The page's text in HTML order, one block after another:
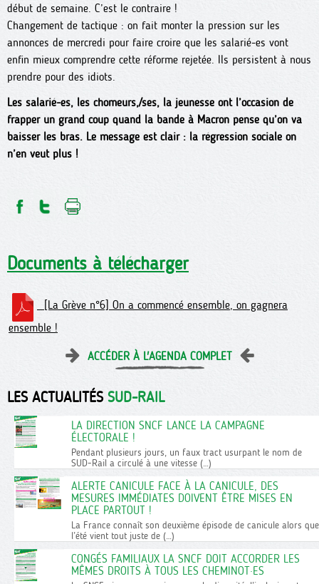
début de semaine. C’est le contraire !
Changement de tactique : on fait monter la pression sur les
annonces de mercredi pour faire croire que les salarié-es vont
enfin mieux comprendre cette réforme rejetée. Ils persistent à nous
prendre pour des idiots.
Les salarié-es, les chomeurs,/ses, la jeunesse ont l’occasion de
frapper un grand coup quand la bande à Macron pense qu’on va
baisser les bras. Le message est clair : la régression sociale on
n’en veut plus !
Documents à télécharger
[La Grève n°6] On a commencé ensemble, on gagnera
ensemble !
ACCÉDER À L'AGENDA COMPLET
LES ACTUALITÉS SUD-RAIL
LA DIRECTION SNCF LANCE LA CAMPAGNE
ÉLECTORALE !
Pendant plusieurs jours, un faux tract usurpant le nom de
SUD-Rail a circulé à une vitesse (…)
ALERTE CANICULE FACE À LA CANICULE, DES
MESURES IMMÉDIATES DOIVENT ÊTRE MISES EN
PLACE PARTOUT !
La France connaît son deuxième épisode de canicule alors que
l’été vient tout juste de (…)
CONGÉS FAMILIAUX LA SNCF DOIT ACCORDER LES
MÊMES DROITS À TOUS LES CHEMINOT·ES